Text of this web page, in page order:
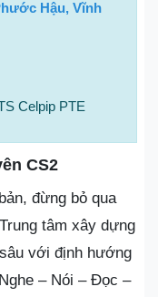
Hậu, Vĩnh
Celpip PTE
CS2
đừng bỏ qua
tâm xây dựng
với định hướng
– Nói – Đọc –